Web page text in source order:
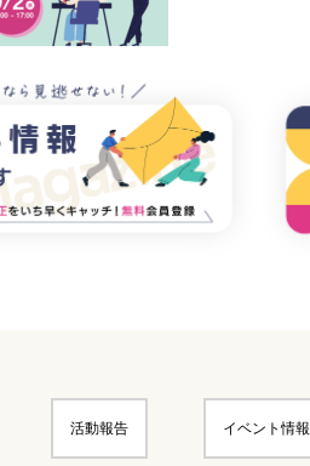
活動報告 イベント情報